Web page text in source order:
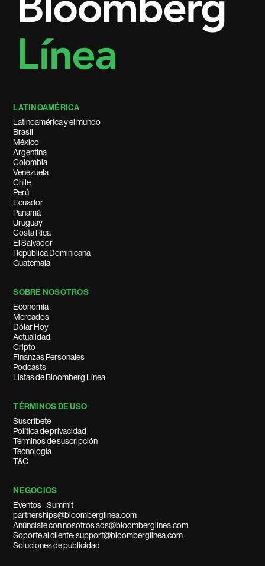
LATINOAMÉRICA
Latinoamérica y el mundo
Brasil
México
Argentina
Colombia
Venezuela
Chile
Perú
Ecuador
Panamá
Uruguay
Costa Rica
El Salvador
República Dominicana
Guatemala
SOBRE NOSOTROS
Economía
Mercados
Dólar Hoy
Actualidad
Cripto
Finanzas Personales
Podcasts
Listas de Bloomberg Línea
TÉRMINOS DE USO
Suscríbete
Política de privacidad
Términos de suscripción
Tecnología
T&C
NEGOCIOS
Eventos - Summit
partnerships@bloomberglinea.com
Anúnciate con nosotros ads@bloomberglinea.com
Soporte al cliente: support@bloomberglinea.com
Soluciones de publicidad